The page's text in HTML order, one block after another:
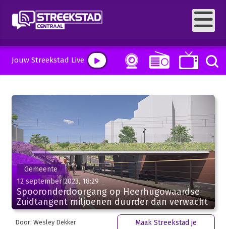
Jouw Streekstad Live
Gemeente
12 september 2023, 18:29
Spooronderdoorgang op Heerhugowaardse
Zuidtangent miljoenen duurder dan verwacht
Door: Wesley Dekker
Maak Streekstad je